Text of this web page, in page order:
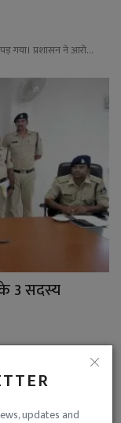
updates and
गया। प्रशासन ने आरो...
3 सदस्य